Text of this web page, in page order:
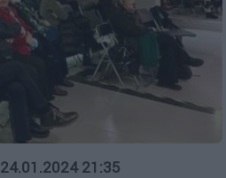
24.01.2024 21:35